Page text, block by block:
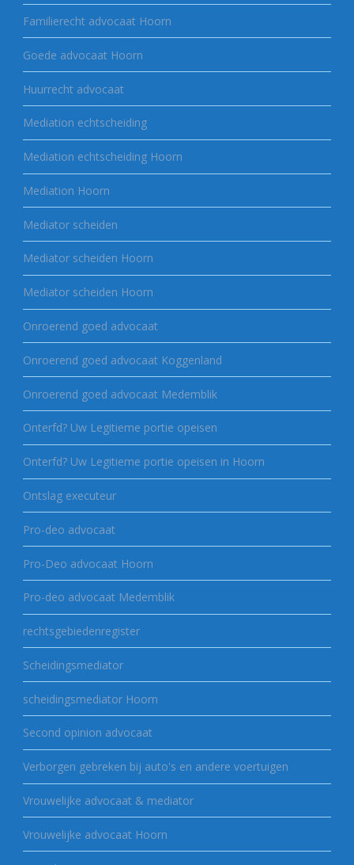
Familierecht advocaat Hoorn
Goede advocaat Hoorn
Huurrecht advocaat
Mediation echtscheiding
Mediation echtscheiding Hoorn
Mediation Hoorn
Mediator scheiden
Mediator scheiden Hoorn
Mediator scheiden Hoorn
Onroerend goed advocaat
Onroerend goed advocaat Koggenland
Onroerend goed advocaat Medemblik
Onterfd? Uw Legitieme portie opeisen
Onterfd? Uw Legitieme portie opeisen in Hoorn
Ontslag executeur
Pro-deo advocaat
Pro-Deo advocaat Hoorn
Pro-deo advocaat Medemblik
rechtsgebiedenregister
Scheidingsmediator
scheidingsmediator Hoorn
Second opinion advocaat
Verborgen gebreken bij auto's en andere voertuigen
Vrouwelijke advocaat & mediator
Vrouwelijke advocaat Hoorn